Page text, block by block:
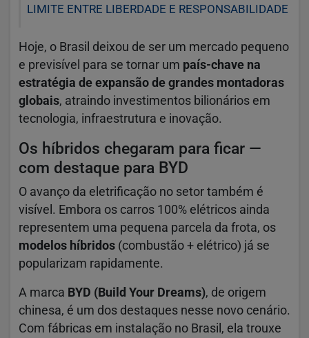
LIMITE ENTRE LIBERDADE E RESPONSABILIDADE
Hoje, o Brasil deixou de ser um mercado pequeno
e previsível para se tornar um país-chave na
estratégia de expansão de grandes montadoras
globais, atraindo investimentos bilionários em
tecnologia, infraestrutura e inovação.
Os híbridos chegaram para ficar —
com destaque para BYD
O avanço da eletrificação no setor também é
visível. Embora os carros 100% elétricos ainda
representem uma pequena parcela da frota, os
modelos híbridos (combustão + elétrico) já se
popularizam rapidamente.
A marca BYD (Build Your Dreams), de origem
chinesa, é um dos destaques nesse novo cenário.
Com fábricas em instalação no Brasil, ela trouxe